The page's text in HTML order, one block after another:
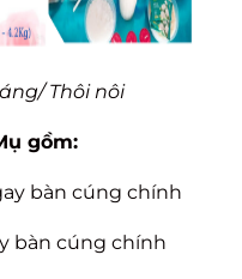
Thôi nôi
gồm:
bàn cúng chính
bàn cúng chính